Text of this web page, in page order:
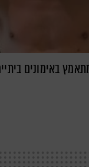
באימונים